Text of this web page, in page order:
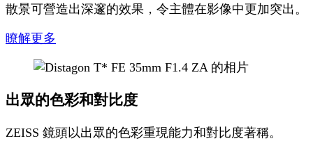
散景可營造出深邃的效果，令主體在影像中更加突出。
瞭解更多
出眾的色彩和對比度
ZEISS 鏡頭以出眾的色彩重現能力和對比度著稱。